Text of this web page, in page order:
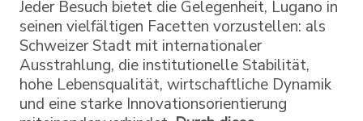
Jeder Besuch bietet die Gelegenheit, Lugano in
seinen vielfältigen Facetten vorzustellen: als
Schweizer Stadt mit internationaler
Ausstrahlung, die institutionelle Stabilität,
hohe Lebensqualität, wirtschaftliche Dynamik
und eine starke Innovationsorientierung